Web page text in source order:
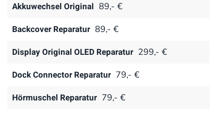
Akkuwechsel Original 89,- €
Backcover Reparatur 89,- €
Display Original OLED Reparatur 299,- €
Dock Connector Reparatur 79,- €
Hörmuschel Reparatur 79,- €